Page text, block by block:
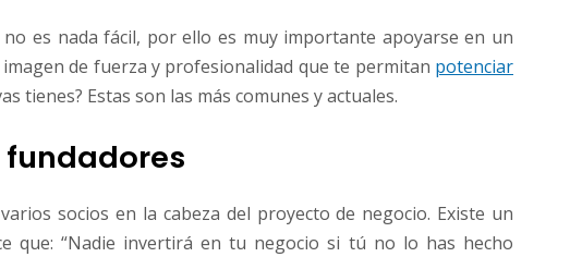
no es nada fácil, por ello es muy importante apoyarse en un
de fuerza y profesionalidad que te permitan potenciar
tienes? Estas son las más comunes y actuales.
fundadores
socios en la cabeza del proyecto de negocio. Existe un
que: “Nadie invertirá en tu negocio si tú no lo has hecho